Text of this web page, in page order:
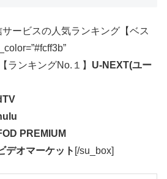
サービスの人気ランキング【ベス
ランキングNo.１】 U-NEXT(ユー
PREMIUM
デオマーケット [/su_box]